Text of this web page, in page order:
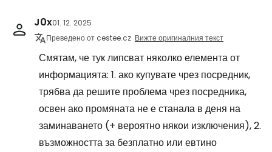
J0x01. 12. 2025
Преведено от cestee.cz Вижте оригиналния текст
Смятам, че тук липсват няколко елемента от
информацията: 1. ако купувате чрез посредник,
трябва да решите проблема чрез посредника,
освен ако промяната не е станала в деня на
заминаването (+ вероятно някои изключения), 2.
възможността за безплатно или евтино